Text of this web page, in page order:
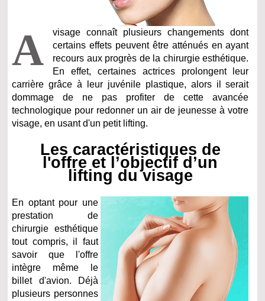
A
visage connaît plusieurs changements dont
certains effets peuvent être atténués en ayant
recours aux progrès de la chirurgie esthétique.
En effet, certaines actrices prolongent leur
carrière grâce à leur juvénile plastique, alors il serait
dommage de ne pas profiter de cette avancée
technologique pour redonner un air de jeunesse à votre
visage, en usant d'un petit lifting.
Les caractéristiques de
l'offre et l’objectif d’un
lifting du visage
En optant pour une
prestation de
chirurgie esthétique
tout compris, il faut
savoir que l'offre
intègre même le
billet d'avion. Déjà
plusieurs personnes